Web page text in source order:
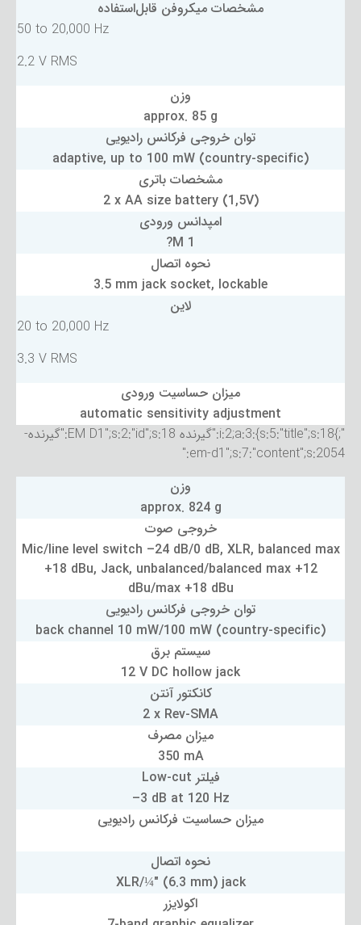
مشخصات میکروفن قابل‌استفاده
50 to 20,000 Hz
2.2 V RMS
وزن
approx. 85 g
توان خروجی فرکانس رادیویی
adaptive, up to 100 mW (country-specific)
مشخصات باتری
2 x AA size battery (1,5V)
امپدانس ورودی
1 M?
نحوه اتصال
3.5 mm jack socket, lockable
لاین
20 to 20,000 Hz
3.3 V RMS
میزان حساسیت ورودی
automatic sensitivity adjustment
";}i:2;a:3:{s:5:"title";s:18:"گیرنده EM D1";s:2:"id";s:18:"گیرنده-
em-d1";s:7:"content";s:2054:"
وزن
approx. 824 g
خروجی صوت
Mic/line level switch –24 dB/0 dB, XLR, balanced max
+18 dBu, Jack, unbalanced/balanced max +12
dBu/max +18 dBu
توان خروجی فرکانس رادیویی
back channel 10 mW/100 mW (country-specific)
سیستم برق
12 V DC hollow jack
کانکتور آنتن
2 x Rev-SMA
میزان مصرف
350 mA
فیلتر Low-cut
–3 dB at 120 Hz
میزان حساسیت فرکانس رادیویی
نحوه اتصال
XLR/¼" (6.3 mm) jack
اکولایزر